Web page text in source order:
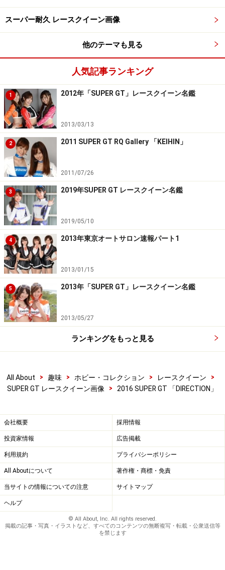
スーパー耐久 レースクイーン画像
他のテーマも見る
人気記事ランキング
1 2012年「SUPER GT」レースクイーン名鑑
2013/03/13
2 2011 SUPER GT RQ Gallery 「KEIHIN」
2011/07/26
3 2019年SUPER GT レースクイーン名鑑
2019/05/10
4 2013年東京オートサロン速報パート1
2013/01/15
5 2013年「SUPER GT」レースクイーン名鑑
2013/05/27
ランキングをもっと見る
All About > 趣味 > ホビー・コレクション > レースクイーン
>
SUPER GT レースクイーン画像
> 2016 SUPER GT 「DIRECTION」
会社概要 採用情報
投資家情報 広告掲載
利用規約 プライバシーポリシー
All Aboutについて 著作権・商標・免責
当サイトの情報についての注意 サイトマップ
ヘルプ
© All About, Inc. All rights reserved.
掲載の記事・写真・イラストなど、すべてのコンテンツの無断複写・転載・公衆送信等
を禁じます